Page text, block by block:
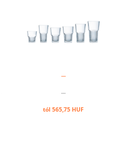
...
...
tól 565,75 HUF